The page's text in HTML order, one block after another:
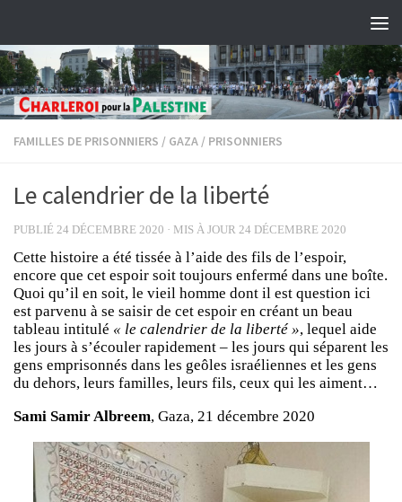
FAMILLES DE PRISONNIERS / GAZA / PRISONNIERS
Le calendrier de la liberté
PUBLIÉ 24 DÉCEMBRE 2020 · MIS À JOUR 24 DÉCEMBRE 2020
Cette histoire a été tissée à l’aide des fils de l’espoir,
encore que cet espoir soit toujours enfermé dans une boîte.
Quoi qu’il en soit, le vieil homme dont il est question ici
est parvenu à se saisir de cet espoir en créant un beau
tableau intitulé « le calendrier de la liberté », lequel aide
les jours à s’écouler rapidement – les jours qui séparent les
gens emprisonnés dans les geôles israéliennes et les gens
du dehors, leurs familles, leurs fils, ceux qui les aiment…
Sami Samir Albreem, Gaza, 21 décembre 2020